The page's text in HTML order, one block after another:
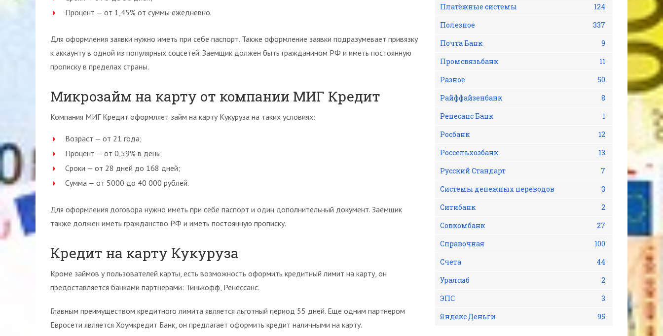
Процент — от 1,45% от суммы ежедневно.
Для оформления заявки нужно иметь при себе паспорт. Также оформление заявки подразумевает привязку
к аккаунту в одной из популярных соцсетей. Заемщик должен быть гражданином РФ и иметь постоянную
прописку в пределах страны.
Микрозайм на карту от компании МИГ Кредит
Компания МИГ Кредит оформляет займ на карту Кукуруза на таких условиях:
Возраст — от 21 года;
Процент — от 0,59% в день;
Сроки — от 28 дней до 168 дней;
Сумма — от 5000 до 40 000 рублей.
Для оформления договора нужно иметь при себе паспорт и один дополнительный документ. Заемщик
также должен иметь гражданство РФ и иметь постоянную прописку.
Кредит на карту Кукуруза
Кроме займов у пользователей карты, есть возможность оформить кредитный лимит на карту, он
предоставляется банками партнерами: Тинькофф, Ренессанс.
Главным преимуществом кредитного лимита является льготный период 55 дней. Еще одним партнером
Евросети является Хоумкредит Банк, он предлагает оформить кредит наличными на карту.
Платёжные системы
124
Полезное
337
Почта Банк
9
Промсвязьбанк
11
Разное
50
Райффайзенбанк
8
Ренесанс Банк
1
Росбанк
12
Россельхозбанк
13
Русский Стандарт
7
Системы денежных переводов
3
Ситибанк
2
Совкомбанк
27
Справочная
100
Счета
44
Уралсиб
2
ЭПС
3
Яндекс Деньги
95